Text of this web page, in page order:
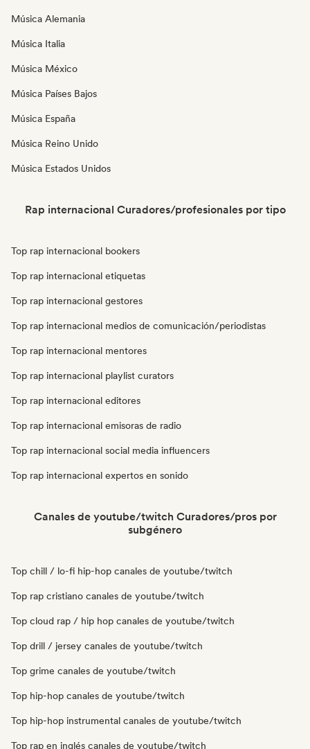
Música Alemania
Música Italia
Música México
Música Países Bajos
Música España
Música Reino Unido
Música Estados Unidos
Rap internacional Curadores/profesionales por tipo
Top rap internacional bookers
Top rap internacional etiquetas
Top rap internacional gestores
Top rap internacional medios de comunicación/periodistas
Top rap internacional mentores
Top rap internacional playlist curators
Top rap internacional editores
Top rap internacional emisoras de radio
Top rap internacional social media influencers
Top rap internacional expertos en sonido
Canales de youtube/twitch Curadores/pros por
subgénero
Top chill / lo-fi hip-hop canales de youtube/twitch
Top rap cristiano canales de youtube/twitch
Top cloud rap / hip hop canales de youtube/twitch
Top drill / jersey canales de youtube/twitch
Top grime canales de youtube/twitch
Top hip-hop canales de youtube/twitch
Top hip-hop instrumental canales de youtube/twitch
Top rap en inglés canales de youtube/twitch